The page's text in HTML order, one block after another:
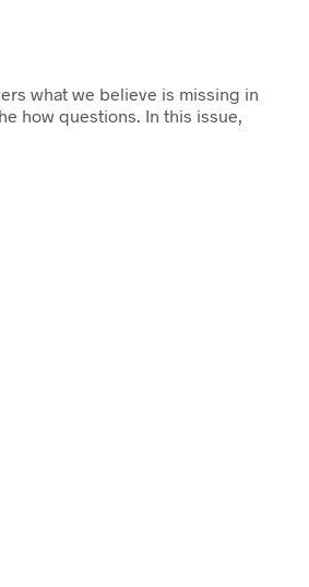
what we believe is missing in
how questions. In this issue,